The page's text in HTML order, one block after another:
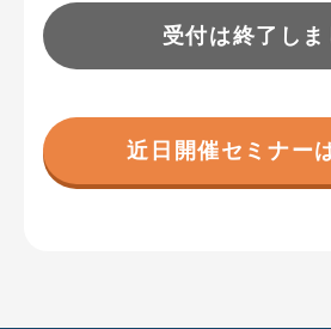
受付は終了しま
近日開催セミナー